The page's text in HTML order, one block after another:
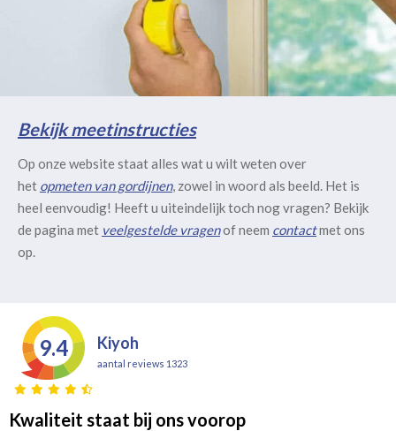
Bekijk meetinstructies
Op onze website staat alles wat u wilt weten over
het opmeten van gordijnen, zowel in woord als beeld. Het is
heel eenvoudig! Heeft u uiteindelijk toch nog vragen? Bekijk
de pagina met veelgestelde vragenof neem contactmet ons
op.
9.4 Kiyoh
aantal reviews 1323
Kwaliteit staat bij ons voorop